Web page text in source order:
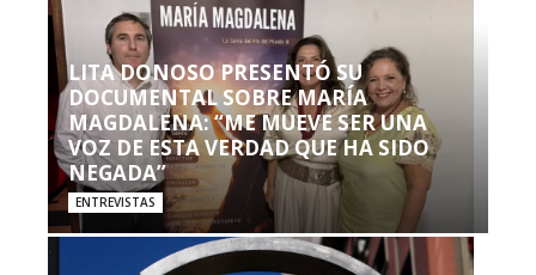
LITA DONOSO PRESENTÓ SU
DOCUMENTAL SOBRE MARÍA
MAGDALENA: “ME MUEVE SER UNA
VOZ DE ESTA VERDAD QUE HA SIDO
NEGADA”
ENTREVISTAS